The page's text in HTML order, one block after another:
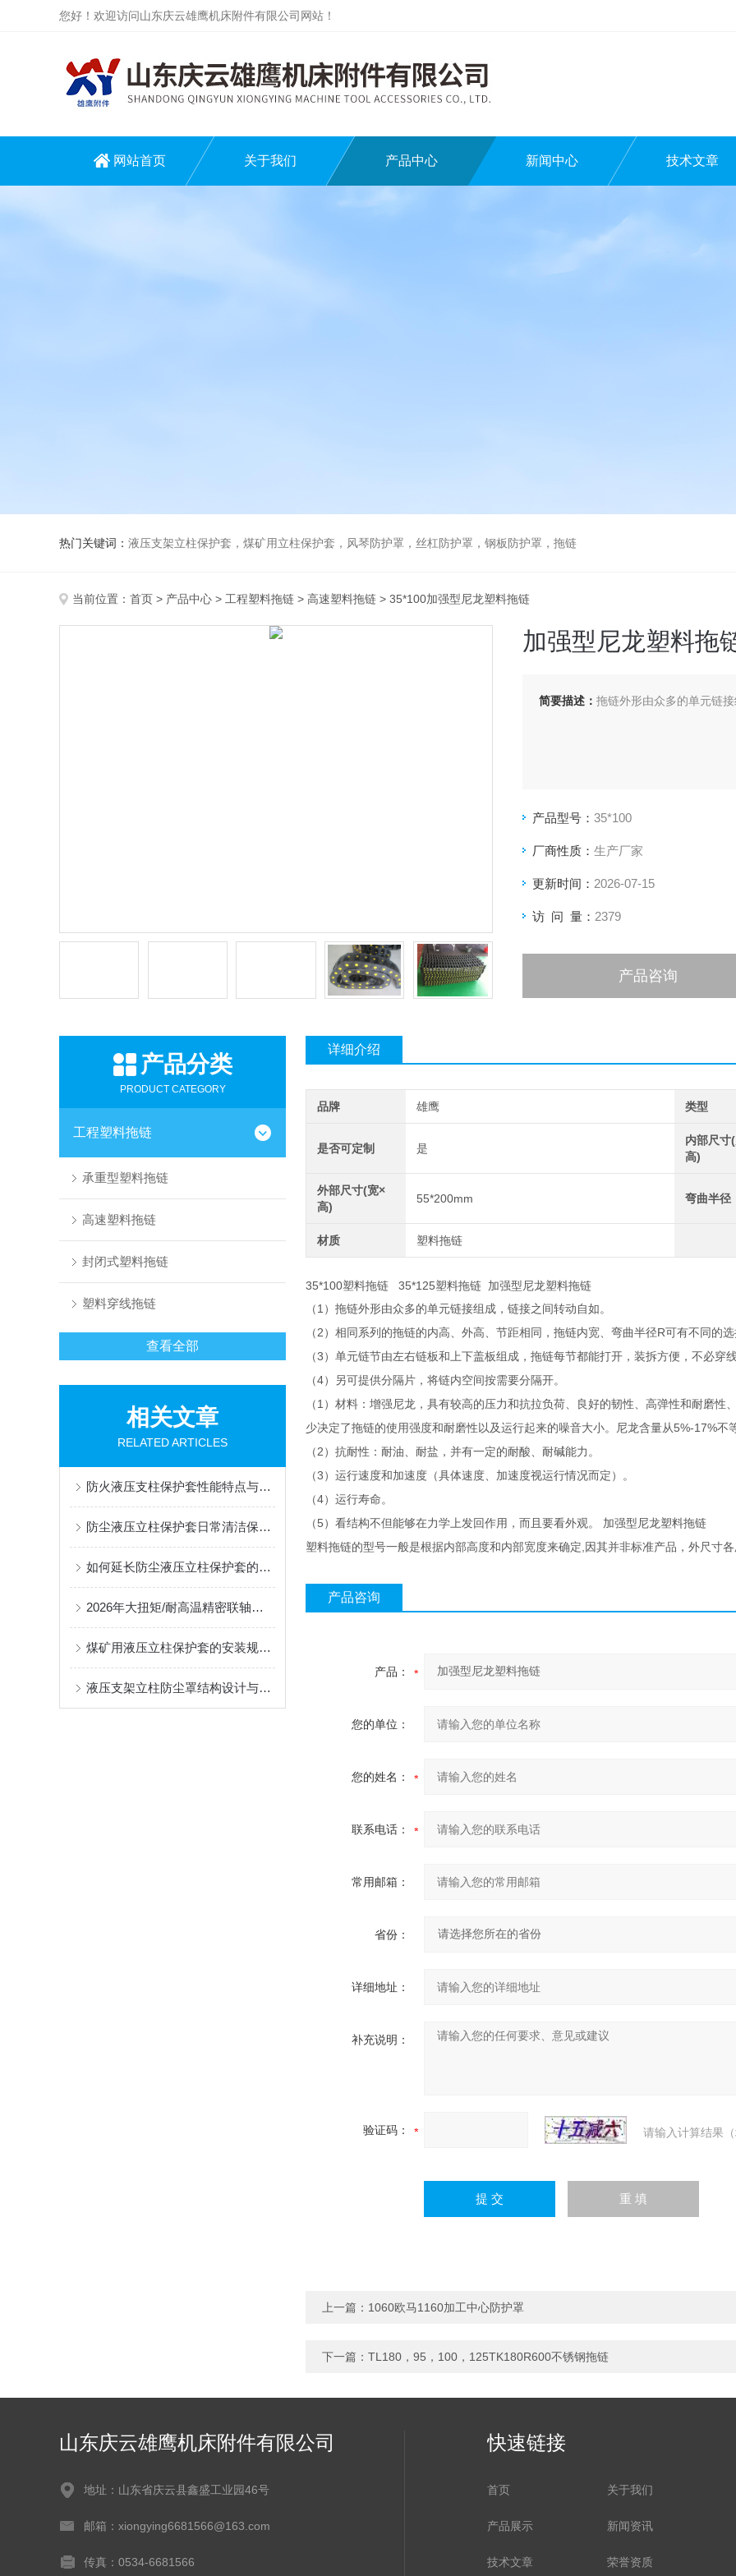
您好！欢迎访问山东庆云雄鹰机床附件有限公司网站！
网站首页 关于我们 产品中心 新闻中心 技术文章
热门关键词： 液压支架立柱保护套，煤矿用立柱保护套，风琴防护罩，丝杠防护罩，钢板防护罩，拖链
当前位置： 首页 > 产品中心 > 工程塑料拖链 > 高速塑料拖链 > 35*100加强型尼龙塑料拖链
加强型尼龙塑料拖
简要描述： 拖链外形由众多的单元链
产品型号： 35*100
厂商性质： 生产厂家
更新时间： 2026-07-15
访 问 量： 2379
产品咨询
产品分类
PRODUCT CATEGORY
工程塑料拖链
承重型塑料拖链
高速塑料拖链
封闭式塑料拖链
塑料穿线拖链
查看全部
相关文章
RELATED ARTICLES
防火液压支柱保护套性能特点与阻燃防护应用
防尘液压立柱保护套日常清洁保养与更换规范
如何延长防尘液压立柱保护套的使用寿命？
2026年大扭矩/耐高温精密联轴器定制找哪家？能实现精准定制的优质厂家盘点
煤矿用液压立柱保护套的安装规范与使用寿命提升方案
液压支架立柱防尘罩结构设计与密封防护原理
详细介绍
品牌 雄鹰 类型
是否可定制 是
内部尺寸
高)
外部尺寸(宽×
高)
55*200mm 弯曲半径
材质 塑料拖链
35*100塑料拖链 35*125塑料拖链 加强型尼龙塑料拖链
（ 1 ）拖链外形由众多的单元链接组成，链接之间转动自如。
（ 2 ）相同系列的拖链的内高、外高、节距相同，拖链内宽、弯曲半径R可有不同的
（3 ）单元链节由左右链板和上下盖板组成，拖链每节都能打开，装拆方便，不必
（4）另可提供分隔片，将链内空间按需要分隔开。
（ 1 ）材料：增强尼龙，具有较高的压力和抗拉负荷、良好的韧性、高弹性和耐磨
少决定了拖链的使用强度和耐磨性以及运行起来的噪音大小。尼龙含量从5%-17%不
（ 2 ）抗耐性：耐油、耐盐，并有一定的耐酸、耐碱能力。
（3 ）运行速度和加速度（具体速度、加速度视运行情况而定）。
（4）运行寿命。
（5 ）看结构不但能够在力学上发回作用，而且要看外观。 加强型尼龙塑料拖链
塑料拖链的型号一般是根据内部高度和内部宽度来确定 因其并非标准产品，外尺寸
产品咨询
产品：
您的单位：
您的姓名：
联系电话：
常用邮箱：
省份：
详细地址：
补充说明：
验证码： 请输入计算结果
上一篇： 1060欧马1160加工中心防护罩
下一篇： TL180，95，100，125TK180R600不锈钢拖链
山东庆云雄鹰机床附件有限公司
地址：山东省庆云县鑫盛工业园46号
邮箱：xiongying6681566@163.com
传真：0534-6681566
快速链接
首页 关于我们
产品展示 新闻资讯
技术文章 荣誉资质